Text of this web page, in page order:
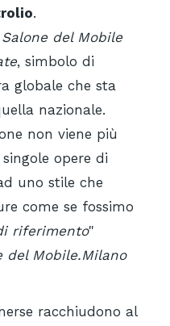
.
del Mobile
, simbolo di
globale che sta
nazionale.
non viene più
opere di
uno stile che
come se fossimo
riferimento"
del Mobile.Milano
racchiudono al